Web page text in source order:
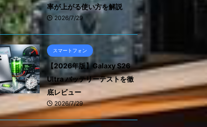
率が上がる使い方を解説
2026/7/29
スマートフォン
【2026年版】Galaxy S26
Ultra バッテリーテストを徹
底レビュー
2026/7/29